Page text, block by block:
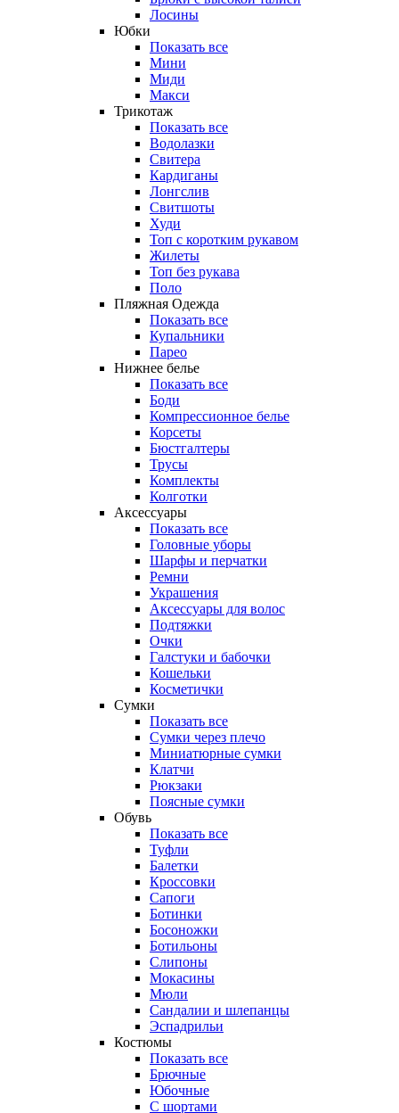
Лосины
Юбки
Показать все
Мини
Миди
Макси
Трикотаж
Показать все
Водолазки
Свитера
Кардиганы
Лонгслив
Свитшоты
Худи
Топ с коротким рукавом
Жилеты
Топ без рукава
Поло
Пляжная Одежда
Показать все
Купальники
Парео
Нижнее белье
Показать все
Боди
Компрессионное белье
Корсеты
Бюстгалтеры
Трусы
Комплекты
Колготки
Аксессуары
Показать все
Головные уборы
Шарфы и перчатки
Ремни
Украшения
Аксессуары для волос
Подтяжки
Очки
Галстуки и бабочки
Кошельки
Косметички
Сумки
Показать все
Сумки через плечо
Миниатюрные cумки
Клатчи
Рюкзаки
Поясные сумки
Обувь
Показать все
Туфли
Балетки
Кроссовки
Сапоги
Ботинки
Босоножки
Ботильоны
Слипоны
Мокасины
Мюли
Сандалии и шлепанцы
Эспадрильи
Костюмы
Показать все
Брючные
Юбочные
С шортами